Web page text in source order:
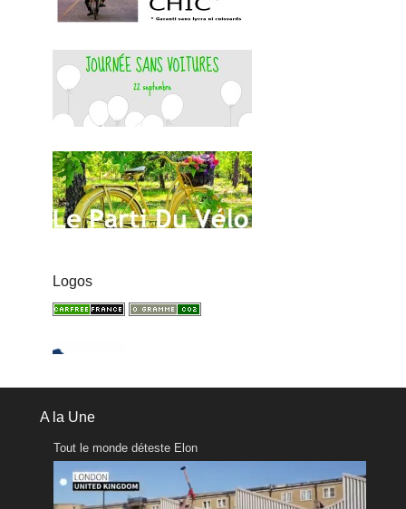
Logos
A la Une
Tout le monde déteste Elon